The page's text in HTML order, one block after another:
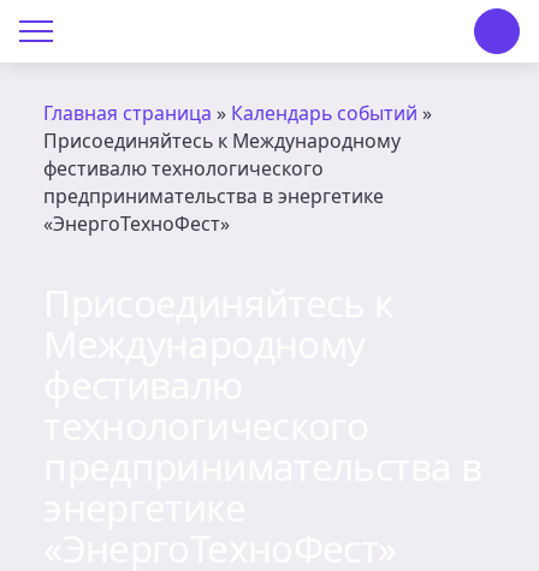
Главная страница » Календарь событий »
Присоединяйтесь к Международному
фестивалю технологического
предпринимательства в энергетике
«ЭнергоТехноФест»
О Центре «КОНТАКТ»
Руководство
Профсоюз